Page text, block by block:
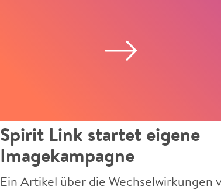
Spirit Link startet eigene
Imagekampagne
Ein Artikel über die Wechselwirkungen